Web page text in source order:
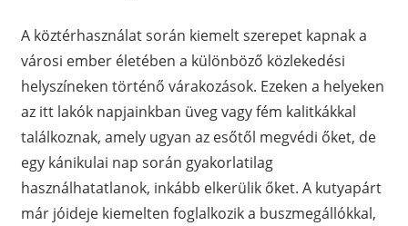
A köztérhasználat során kiemelt szerepet kapnak a
városi ember életében a különböző közlekedési
helyszíneken történő várakozások. Ezeken a helyeken
az itt lakók napjainkban üveg vagy fém kalitkákkal
találkoznak, amely ugyan az esőtől megvédi őket, de
egy kánikulai nap során gyakorlatilag
használhatatlanok, inkább elkerülik őket. A kutyapárt
már jóideje kiemelten foglalkozik a buszmegállókkal,